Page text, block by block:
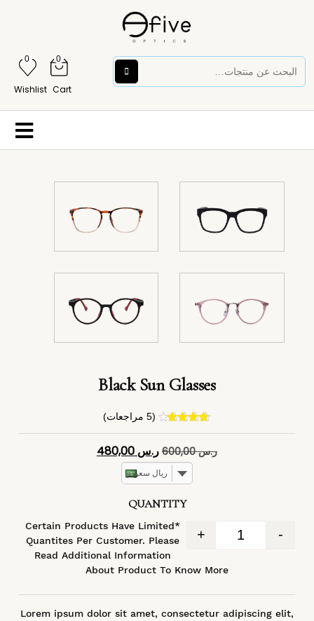
0
Cart
0
Wishlist
Black Sun Glasses
تم التقييم
5 بناءً على
تقييم
4
عملاء
(
5 مراجعات)
ر.س600,00 ر.س
ريال سعودي
QUANTITY
-
+
*Certain Products Have Limited
Quantites Per Customer. Please
Read Additional Information
About Product To Know More
Lorem ipsum dolor sit amet, consectetur adipiscing elit,